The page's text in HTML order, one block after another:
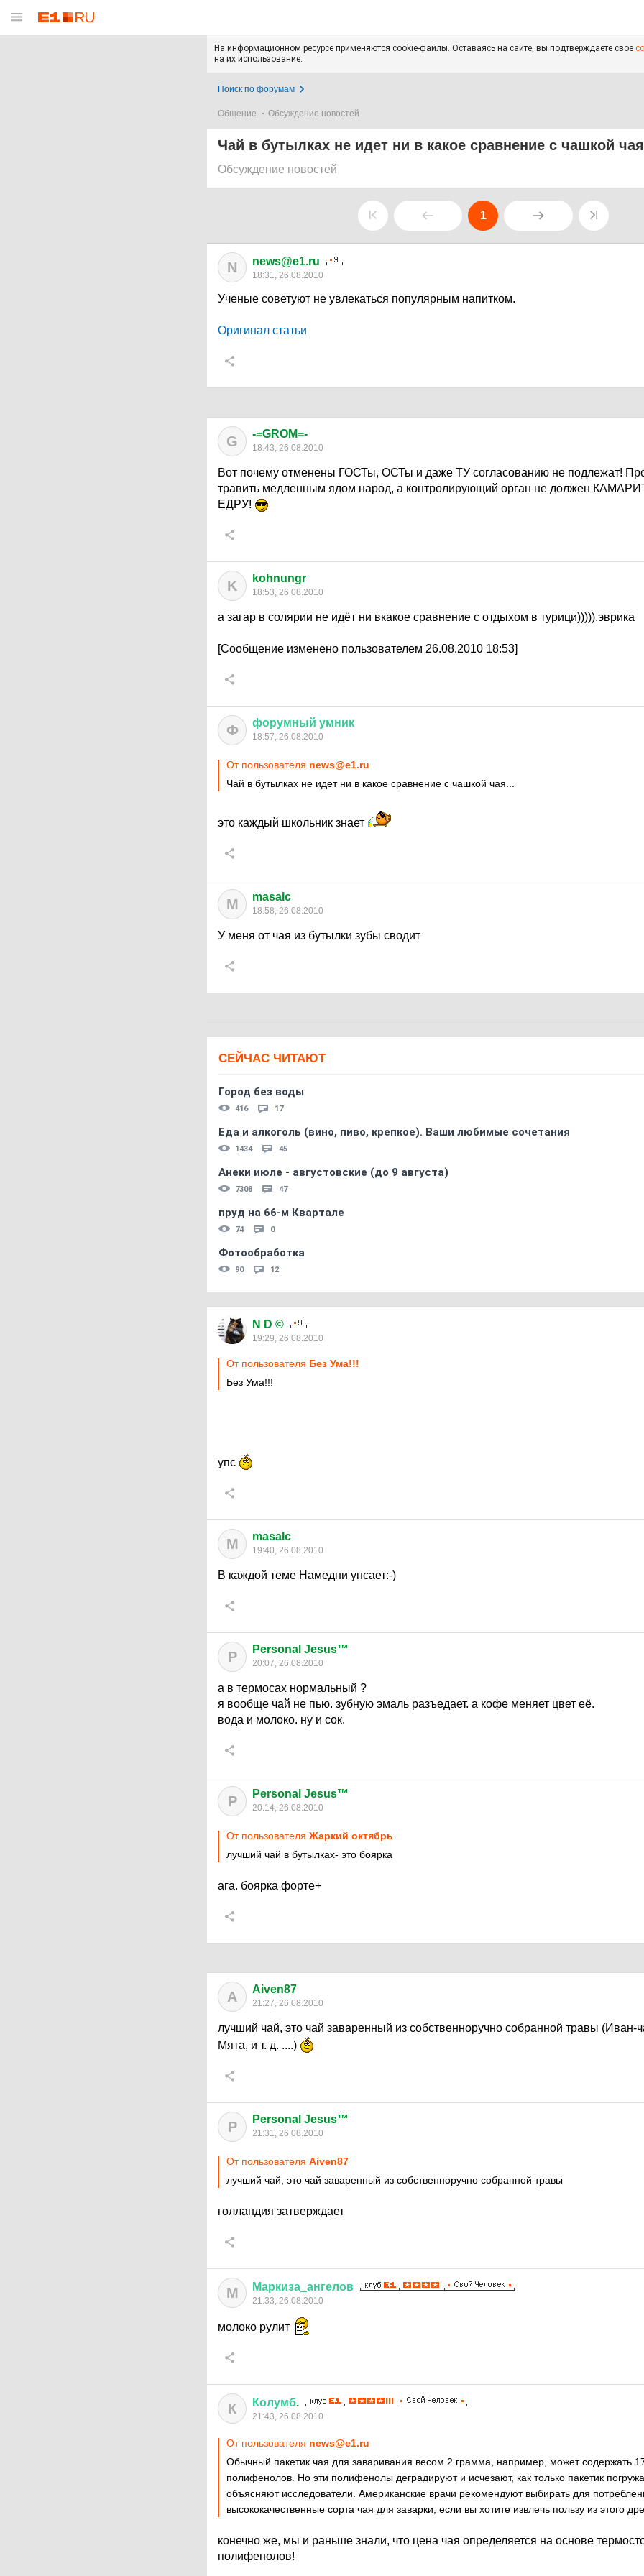
На информационном ресурсе применяются cookie-файлы. Оставаясь на сайте, вы подтверждаете свое
на их использование.
Поиск по форумам
Общение Обсуждение новостей
Чай в бутылках не идет ни в какое сравнение с чашкой чая
Обсуждение новостей
1
N news@e1.ru
18:31, 26.08.2010
Ученые советуют не увлекаться популярным напитком.
Оригинал статьи
G -=GROM=-
18:43, 26.08.2010
Вот почему отменены ГОСТы, ОСТы и даже ТУ согласованию не подлежат!
травить медленным ядом народ, а контролирующий орган не должен
ЕДРУ!
K kohnungr
18:53, 26.08.2010
а загар в солярии не идёт ни вкакое сравнение с отдыхом в турици))))).эврика
[Сообщение изменено пользователем 26.08.2010 18:53]
Ф форумный умник
18:57, 26.08.2010
От пользователя news@e1.ru
Чай в бутылках не идет ни в какое сравнение с чашкой чая...
это каждый школьник знает
M masaIc
18:58, 26.08.2010
У меня от чая из бутылки зубы сводит
СЕЙЧАС ЧИТАЮТ
Город без воды
416 17
Еда и алкоголь (вино, пиво, крепкое). Ваши любимые сочетания
1434 45
Анеки июле - августовские (до 9 августа)
7308 47
пруд на 66-м Квартале
74 0
Фотообработка
90 12
N D ©
19:29, 26.08.2010
От пользователя Без Ума!!!
Без Ума!!!
упс
M masaIc
19:40, 26.08.2010
В каждой теме Намедни унсает:-)
P Personal Jesus™
20:07, 26.08.2010
а в термосах нормальный ?
я вообще чай не пью. зубную эмаль разъедает. а кофе меняет цвет её.
вода и молоко. ну и сок.
P Personal Jesus™
20:14, 26.08.2010
От пользователя Жаркий октябрь
лучший чай в бутылках- это боярка
ага. боярка форте+
A Aiven87
21:27, 26.08.2010
лучший чай, это чай заваренный из собственноручно собранной травы (Иван-
Мята, и т. д. ....)
P Personal Jesus™
21:31, 26.08.2010
От пользователя Aiven87
лучший чай, это чай заваренный из собственноручно собранной травы
голландия затверждает
М Маркиза ангелов
21:33, 26.08.2010
молоко рулит
К Колумб.
21:43, 26.08.2010
От пользователя news@e1.ru
Обычный пакетик чая для заваривания весом 2 грамма, например, может содержать
полифенолов. Но эти полифенолы деградируют и исчезают, как только пакетик
объясняют исследователи. Американские врачи рекомендуют выбирать для
высококачественные сорта чая для заварки, если вы хотите извлечь пользу из этого
конечно же, мы и раньше знали, что цена чая определяется на основе
полифенолов!